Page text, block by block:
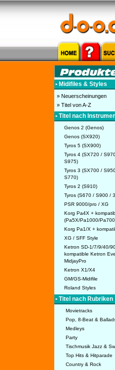
• Midifiles & Styles
» Neuerscheinungen
» Titel von A-Z
• Titel nach
Genos 2 (Genos)
Genos (SX920)
Tyros 5 (SX900)
Tyros 4 (SX720 /
S975)
Tyros 3 (SX700 /
S770)
Tyros 2 (S910)
Tyros (S670 / S900 /
PSR 9000/pro / XG
Korg Pa4X +
(Pa5X/Pa1000/
Korg Pa1/X +
XG / SFF Style
Ketron SD-1/7/9/40/
kompatible Ketron
MidjayPro
Ketron X1/X4
GM/GS-Midifile
Roland Styles
• Titel nach Rubriken
Movietracks
Pop, 8-Beat &
Medleys
Party
Tischmusik Jazz &
Top Hits & Hitparade
Country & Rock